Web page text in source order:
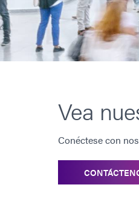
Vea
Conéctese con